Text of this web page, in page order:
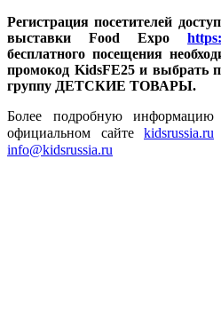
Регистрация посетителей
выставки Food Expo
бесплатного посещения
промокод KidsFE25 и выбрать
группу ДЕТСКИЕ ТОВАРЫ.
Более подробную
официальном сайте kidsrussia.ru
info@kidsrussia.ru